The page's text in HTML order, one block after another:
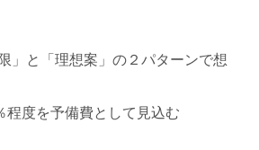
」と「理想案」の２パターンで想
程度を予備費として見込む